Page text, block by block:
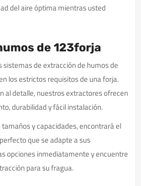
del aire óptima mientras usted
de 123forja
sistemas de extracción de humos de
los estrictos requisitos de una forja.
al detalle, nuestros extractores ofrecen
durabilidad y fácil instalación.
tamaños y capacidades, encontrará el
que se adapte a sus
opciones inmediatamente y encuentre
para su fragua.